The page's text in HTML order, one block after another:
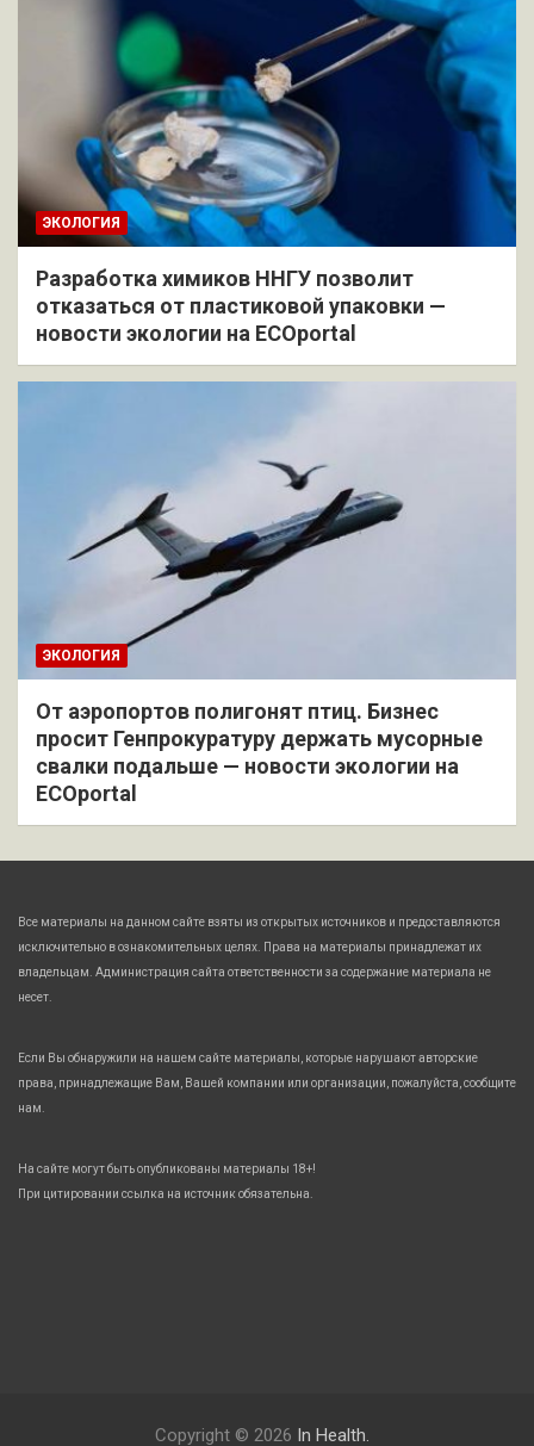
ЭКОЛОГИЯ
Разработка химиков ННГУ позволит
отказаться от пластиковой упаковки —
новости экологии на ECOportal
ЭКОЛОГИЯ
От аэропортов полигонят птиц. Бизнес
просит Генпрокуратуру держать мусорные
свалки подальше — новости экологии на
ECOportal
Все материалы на данном сайте взяты из открытых источников и предоставляются
исключительно в ознакомительных целях. Права на материалы принадлежат их
владельцам. Администрация сайта ответственности за содержание материала не
несет.
Если Вы обнаружили на нашем сайте материалы, которые нарушают авторские
права, принадлежащие Вам, Вашей компании или организации, пожалуйста, сообщите
нам.
На сайте могут быть опубликованы материалы 18+!
При цитировании ссылка на источник обязательна.
Copyright © 2026 In Health.